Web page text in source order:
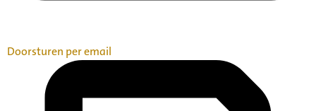
Doorsturen per email